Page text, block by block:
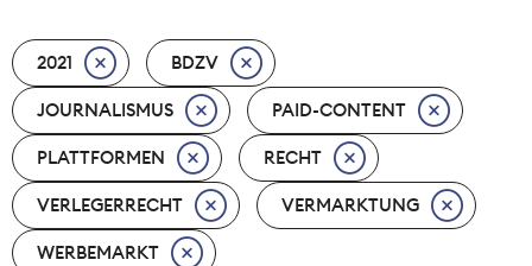
Nachhaltigkeit
Nachwuchs
Nova Award
Pressefreiheit
2021 BDZV
JOURNALISMUS PAID-CONTENT
PLATTFORMEN RECHT
VERLEGERRECHT VERMARKTUNG
WERBEMARKT